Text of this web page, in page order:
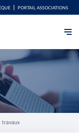
PORTAIL ASSOCIATIONS
travaux